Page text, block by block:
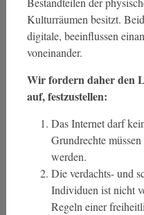
Kulturräumen besitzt.
digitale, beeinflussen
voneinander.
Wir fordern daher den
auf, festzustellen:
Das Internet darf
Grundrechte
werden.
Die verdachts- und
Individuen ist nicht
Regeln einer